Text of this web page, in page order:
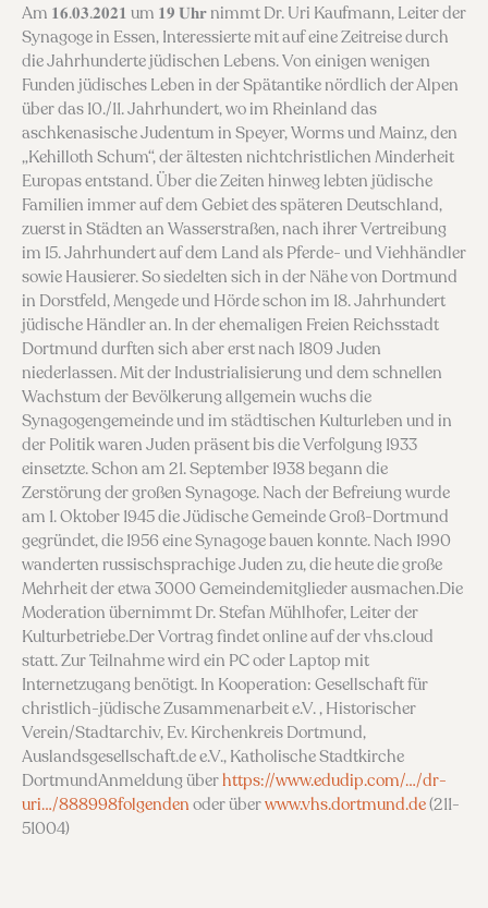
Am 𝟏𝟔.𝟎𝟑.𝟐𝟎𝟐𝟏 um 𝟏𝟗 𝐔𝐡𝐫 nimmt Dr. Uri Kaufmann, Leiter der
Synagoge in Essen, Interessierte mit auf eine Zeitreise durch
die Jahrhunderte jüdischen Lebens. Von einigen wenigen
Funden jüdisches Leben in der Spätantike nördlich der Alpen
über das 10./11. Jahrhundert, wo im Rheinland das
aschkenasische Judentum in Speyer, Worms und Mainz, den
„Kehilloth Schum“, der ältesten nichtchristlichen Minderheit
Europas entstand. Über die Zeiten hinweg lebten jüdische
Familien immer auf dem Gebiet des späteren Deutschland,
zuerst in Städten an Wasserstraßen, nach ihrer Vertreibung
im 15. Jahrhundert auf dem Land als Pferde- und Viehhändler
sowie Hausierer. So siedelten sich in der Nähe von Dortmund
in Dorstfeld, Mengede und Hörde schon im 18. Jahrhundert
jüdische Händler an. In der ehemaligen Freien Reichsstadt
Dortmund durften sich aber erst nach 1809 Juden
niederlassen. Mit der Industrialisierung und dem schnellen
Wachstum der Bevölkerung allgemein wuchs die
Synagogengemeinde und im städtischen Kulturleben und in
der Politik waren Juden präsent bis die Verfolgung 1933
einsetzte. Schon am 21. September 1938 begann die
Zerstörung der großen Synagoge. Nach der Befreiung wurde
am 1. Oktober 1945 die Jüdische Gemeinde Groß-Dortmund
gegründet, die 1956 eine Synagoge bauen konnte. Nach 1990
wanderten russischsprachige Juden zu, die heute die große
Mehrheit der etwa 3000 Gemeindemitglieder ausmachen.Die
Moderation übernimmt Dr. Stefan Mühlhofer, Leiter der
Kulturbetriebe.Der Vortrag findet online auf der vhs.cloud
statt. Zur Teilnahme wird ein PC oder Laptop mit
Internetzugang benötigt. In Kooperation: Gesellschaft für
christlich-jüdische Zusammenarbeit e.V. , Historischer
Verein/Stadtarchiv, Ev. Kirchenkreis Dortmund,
Auslandsgesellschaft.de e.V., Katholische Stadtkirche
DortmundAnmeldung überhttps://www.edudip.com/…/dr-
uri…/888998folgenden oder überwww.vhs.dortmund.de(211-
51004)